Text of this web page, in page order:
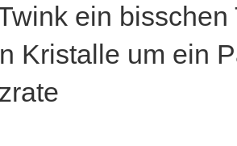
ein
Kristalle um ein